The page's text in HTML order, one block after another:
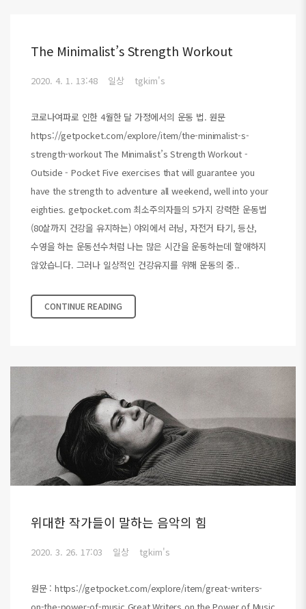
The Minimalist’s Strength Workout
2020. 4. 1. 13:48 일상 tgkim's
코로나여파로 인한 4월한 달 가정에서의 운동 법. 원문
https://getpocket.com/explore/item/the-minimalist-s-
strength-workout The Minimalist’s Strength Workout -
Outside - Pocket Five exercises that will guarantee you
have the strength to adventure all weekend, well into your
eighties. getpocket.com 최소주의자들의 5가지 강력한 운동법
(80살까지 건강을 유지하는) 야외에서 러닝, 자전거 타기, 등산,
수영을 하는 운동선수처럼 나는 많은 시간을 운동하는데 할애하지
않았습니다. 그러나 일상적인 건강유지를 위해 운동의 중..
CONTINUE READING
위대한 작가들이 말하는 음악의 힘
2020. 3. 26. 17:03 일상 tgkim's
원문 : https://getpocket.com/explore/item/great-writers-